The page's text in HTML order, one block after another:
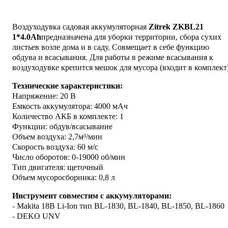
Воздуходувка садовая аккумуляторная Zitrek ZKBL21
1*4.0Ahпредназначена для уборки территории, сбора сухих
листьев возле дома и в саду. Совмещает в себе функцию
обдува и всасывания. Для работы в режиме всасывания к
воздуходувке крепится мешок для мусора (входит в
Технические характеристики:
Напряжение: 20 В
Емкость аккумулятора: 4000 мАч
Количество АКБ в комплекте: 1
Функции: обдув/всасывание
Объем воздуха: 2,7м³/мин
Скорость воздуха: 60 м/с
Число оборотов: 0-19000 об/мин
Тип двигателя: щеточный
Объем мусоросборника: 0,8 л
Инструмент совместим с аккумуляторами:
- Makita 18В Li-Ion тип BL-1830, BL-1840, BL-1850, BL-1860
- DEKO UNV